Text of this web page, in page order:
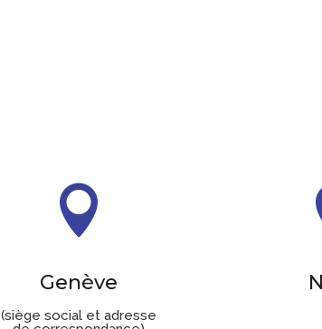

Genève
(siège social et adresse